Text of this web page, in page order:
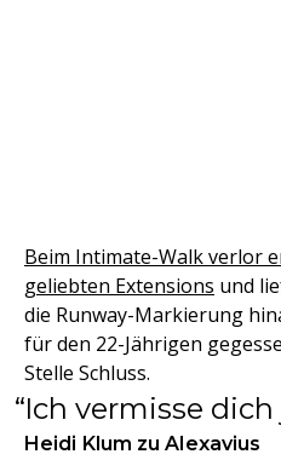
Beim Intimate-Walk verlor
geliebten Extensions und
die Runway-Markierung
für den 22-Jährigen
Stelle Schluss.
Ich vermisse
Heidi Klum zu Alexavius